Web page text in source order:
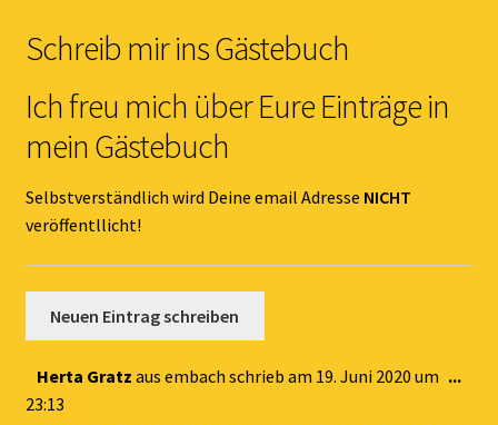
Kernöl Pepi
Übers Kernöl
Kontakt
Gästebuch
Schreib mir ins Gästebuch
Ich freu mich über Eure Einträge in
mein Gästebuch
Selbstverständlich wird Deine email Adresse NICHT
veröffentllicht!
Herta Gratz aus embach schrieb am 19. Juni 2020 um
23:13
...